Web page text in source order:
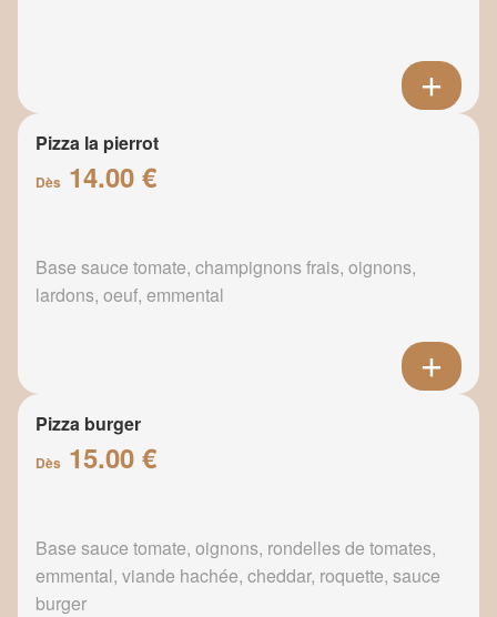
Pizza la pierrot
Dès 14.00 €
Base sauce tomate, champignons frais, oignons,
lardons, oeuf, emmental
Pizza burger
Dès 15.00 €
Base sauce tomate, oignons, rondelles de tomates,
emmental, viande hachée, cheddar, roquette, sauce
burger